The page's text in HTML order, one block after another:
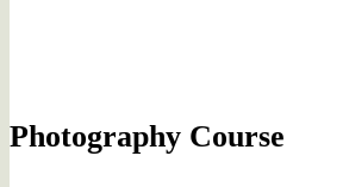
Photography Course